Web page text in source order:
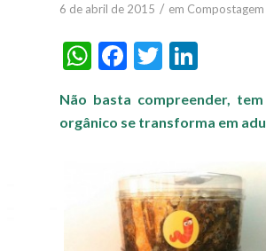
6 de abril de 2015 / em Compostagem
WhatsApp
Facebook
Twitter
Não basta compreender,
orgânico se transforma em